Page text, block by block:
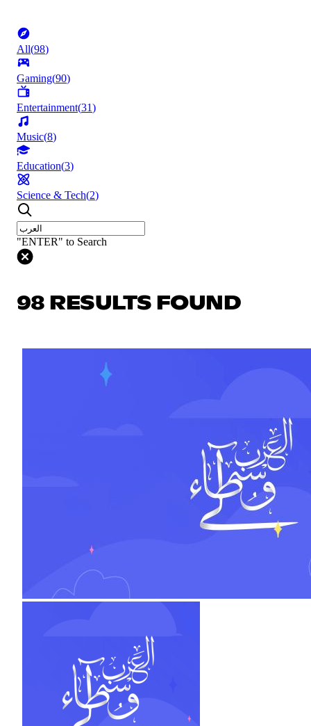
All(98)
Gaming(90)
Entertainment(31)
Music(8)
Education(3)
Science & Tech(2)
"ENTER" to Search
98 RESULTS FOUND